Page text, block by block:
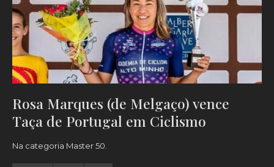
Rosa Marques (de Melgaço) vence
Taça de Portugal em Ciclismo
Na categoria Master 50.